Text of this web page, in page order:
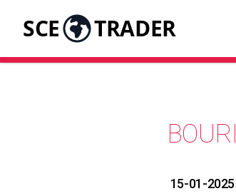
SCE TRADER
BOURI
15-01-2025